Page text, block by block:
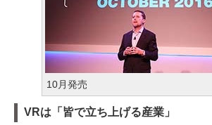
10月発売
VRは「皆で立ち上げる産業」